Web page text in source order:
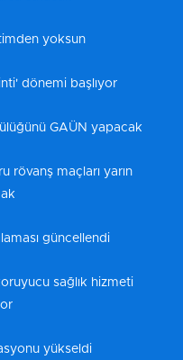
yoksun
dönemi başlıyor
GAÜN yapacak
rövanş maçları yarın
güncellendi
sağlık hizmeti
yükseldi